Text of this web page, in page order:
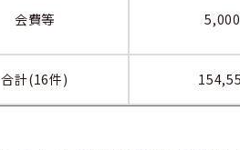
会費等 5,000
合計(16件)